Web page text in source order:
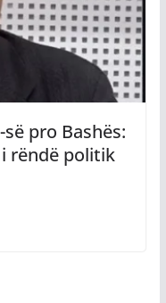
pro Bashës:
rëndë politik